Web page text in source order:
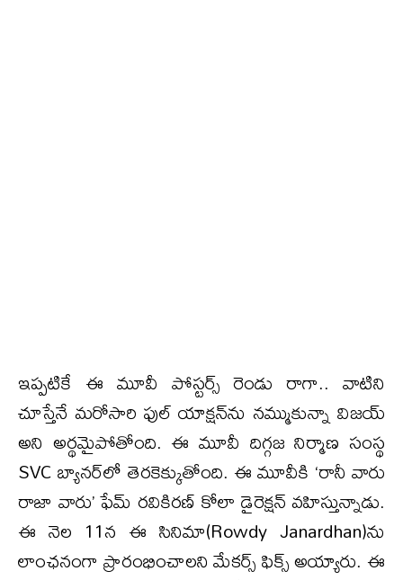
ఇప్పటికే ఈ మూవీ పోస్టర్స్ రెండు రాగా.. వాటిని
చూస్తేనే మరోసారి ఫుల్ యాక్షన్‌ను నమ్ముకున్నా విజయ్
అని అర్థమైపోతోంది. ఈ మూవీ దిగ్గజ నిర్మాణ సంస్థ
SVC బ్యానర్‌లో తెరకెక్కుతోంది. ఈ మూవీకి ‘రానీ వారు
రాజా వారు’ ఫేమ్ రవికిరణ్ కోలా డైరెక్షన్ వహిస్తున్నాడు.
ఈ నెల 11న ఈ సినిమా(Rowdy Janardhan)ను
లాంఛనంగా ప్రారంభించాలని మేకర్స్ ఫిక్స్ అయ్యారు. ఈ